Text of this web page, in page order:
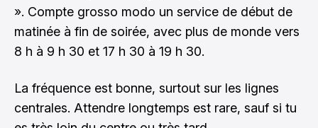
». Compte grosso modo un service de début de
matinée à fin de soirée, avec plus de monde vers
8 h à 9 h 30 et 17 h 30 à 19 h 30.
La fréquence est bonne, surtout sur les lignes
centrales. Attendre longtemps est rare, sauf si tu